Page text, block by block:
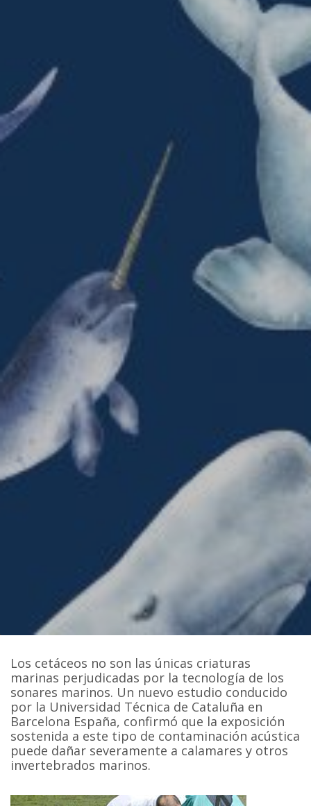
Los cetáceos no son las únicas criaturas
marinas perjudicadas por la tecnología de los
sonares marinos. Un nuevo estudio conducido
por la Universidad Técnica de Cataluña en
Barcelona España, confirmó que la exposición
sostenida a este tipo de contaminación acústica
puede dañar severamente a calamares y otros
invertebrados marinos.